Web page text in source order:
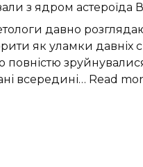
з ядром астероїда
давно
як уламки давніх
повністю
всередині… Read